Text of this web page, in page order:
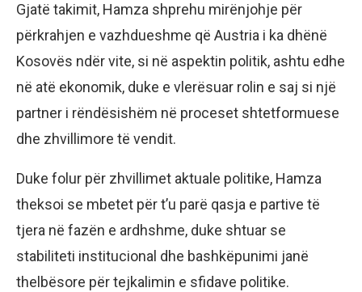
Gjatë takimit, Hamza shprehu mirënjohje për
përkrahjen e vazhdueshme që Austria i ka dhënë
Kosovës ndër vite, si në aspektin politik, ashtu edhe
në atë ekonomik, duke e vlerësuar rolin e saj si një
partner i rëndësishëm në proceset shtetformuese
dhe zhvillimore të vendit.
Duke folur për zhvillimet aktuale politike, Hamza
theksoi se mbetet për t’u parë qasja e partive të
tjera në fazën e ardhshme, duke shtuar se
stabiliteti institucional dhe bashkëpunimi janë
thelbësore për tejkalimin e sfidave politike.